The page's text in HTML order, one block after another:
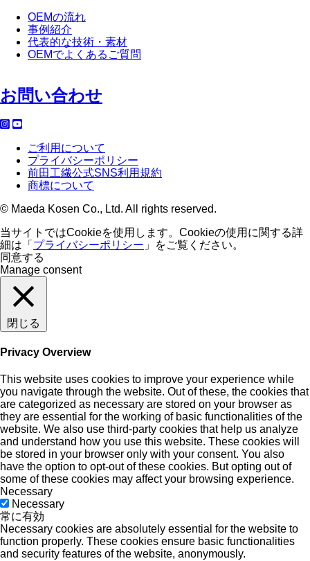
OEMの流れ
事例紹介
代表的な技術・素材
OEMでよくあるご質問
お問い合わせ
ご利用について
プライバシーポリシー
前田工繊公式SNS利用規約
商標について
© Maeda Kosen Co., Ltd. All rights reserved.
当サイトではCookieを使用します。Cookieの使用に関する詳
細は「 プライバシーポリシー 」をご覧ください。
同意する
Manage consent
閉じる
Privacy Overview
This website uses cookies to improve your experience while
you navigate through the website. Out of these, the cookies that
are categorized as necessary are stored on your browser as
they are essential for the working of basic functionalities of the
website. We also use third-party cookies that help us analyze
and understand how you use this website. These cookies will
be stored in your browser only with your consent. You also
have the option to opt-out of these cookies. But opting out of
some of these cookies may affect your browsing experience.
Necessary
Necessary
常に有効
Necessary cookies are absolutely essential for the website to
function properly. These cookies ensure basic functionalities
and security features of the website, anonymously.